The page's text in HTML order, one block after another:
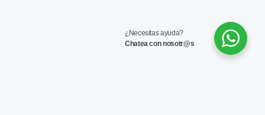
¿Necesitas ayuda?
Chatea con nosotr@s